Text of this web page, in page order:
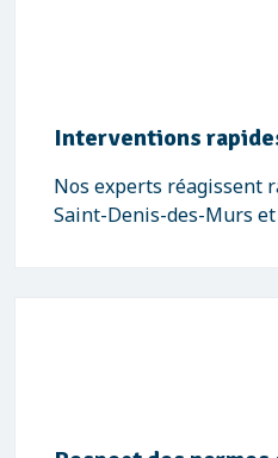
Interventions
Nos experts réagissent
Saint-Denis-des-Murs